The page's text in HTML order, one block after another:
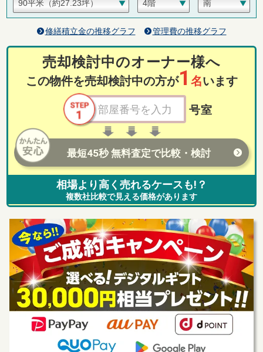
修繕積立金の推移グラフ 管理費の推移グラフ
売却検討中のオーナー様へ
この物件を売却検討中の方が1 名います
号室
最短45秒 無料査定で比較・検討
相場より高く売れるケースも!？
複数社比較で見える価格があります